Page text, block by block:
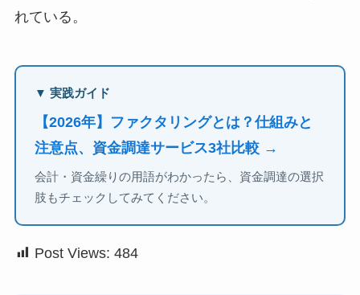
れている。
▼ 実践ガイド
【2026年】ファクタリングとは？仕組みと
注意点、資金調達サービス3社比較 →
会計・資金繰りの用語がわかったら、資金調達の選択
肢もチェックしてみてください。
Post Views: 484